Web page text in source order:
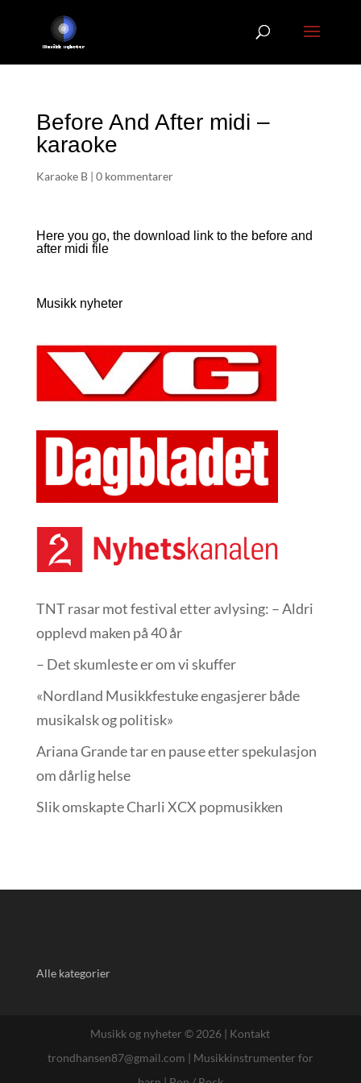
Before And After midi –
karaoke
Karaoke B| 0 kommentarer
Here you go, the download link to the before and
after midi file
Musikk nyheter
TNT rasar mot festival etter avlysing: – Aldri
opplevd maken på 40 år
– Det skumleste er om vi skuffer
«Nordland Musikkfest­uke engasjerer både
musikalsk og politisk»
Ariana Grande tar en pause etter spekulasjon
om dårlig helse
Slik omskapte Charli XCX popmusikken
Alle kategorier
Musikk og nyheter © 2026 | Kontakt
trondhansen87@gmail.com | Musikkinstrumenter for